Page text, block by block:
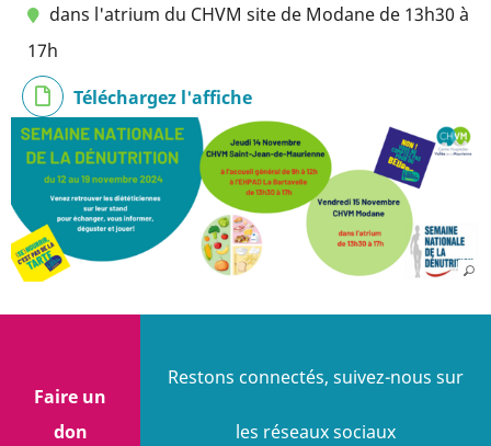
dans l'atrium du CHVM site de Modane de 13h30 à
17h
Téléchargez l'affiche
Faire un
don
Restons connectés, suivez-nous sur
les réseaux sociaux